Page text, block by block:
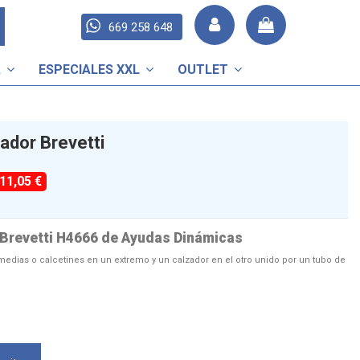
669 258 648
ESPECIALES XXL OUTLET
Brevetti
€
H4666 de Ayudas Dinámicas
o calcetines en un extremo y un calzador en el otro unido por un tubo de